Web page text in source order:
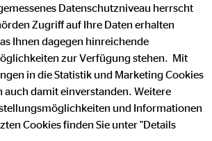
Datenschutzbestimmungen.
möchte unser
über Art, Umfang und Zweck
genutzten und verarbeiteten
Daten informieren. Ferner werden
mittels dieser Datenschutzerklärung über
Rechte aufgeklärt.
Datenschutzniveau herrscht
Zugriff auf Ihre Daten erhalten
Ihnen dagegen hinreichende
zur Verfügung stehen. Mit
in die Statistik und Marketing Cookies
auch damit einverstanden. Weitere
und Informationen
Cookies finden Sie unter "Details